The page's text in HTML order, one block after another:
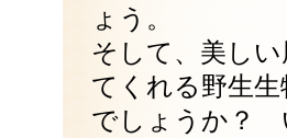
ょう。
そして、美し
てくれる野生
でしょうか？